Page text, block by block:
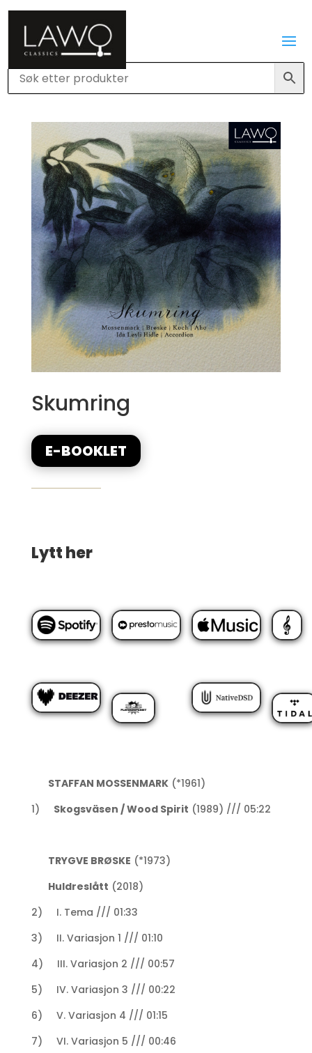
Skumring
E-BOOKLET
Lytt her
STAFFAN MOSSENMARK(*1961)
1) Skogsväsen / Wood Spirit (1989) /// 05:22
TRYGVE BRØSKE (*1973)
Huldreslått (2018)
2) I. Tema /// 01:33
3) II. Variasjon 1 /// 01:10
4) III. Variasjon 2 /// 00:57
5) IV. Variasjon 3 /// 00:22
6) V. Variasjon 4 /// 01:15
7) VI. Variasjon 5 /// 00:46